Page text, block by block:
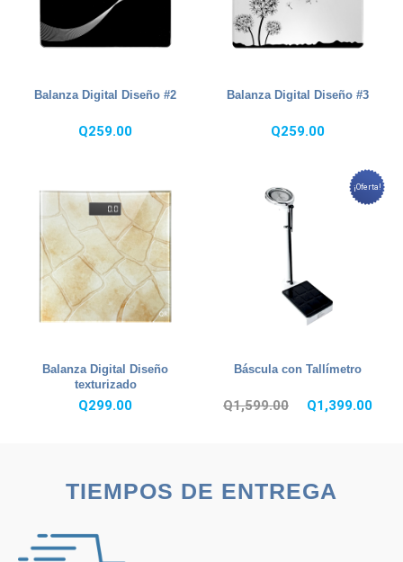
Balanza Digital Diseño #2
Q259.00
Balanza Digital Diseño #3
Q259.00
Balanza Digital Diseño
texturizado
Q299.00
¡Oferta!
Báscula con Tallímetro
Q1,599.00
Q1,599.00.
Q1,399.00El
TIEMPOS DE ENTREGA